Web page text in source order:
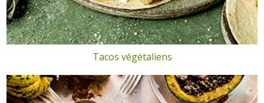
Tacos végétaliens